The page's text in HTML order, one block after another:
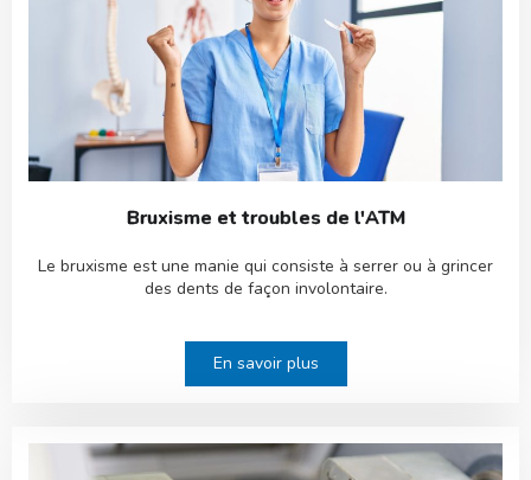
Bruxisme et troubles de l'ATM
Le bruxisme est une manie qui consiste à serrer ou à grincer
des dents de façon involontaire.
En savoir plus